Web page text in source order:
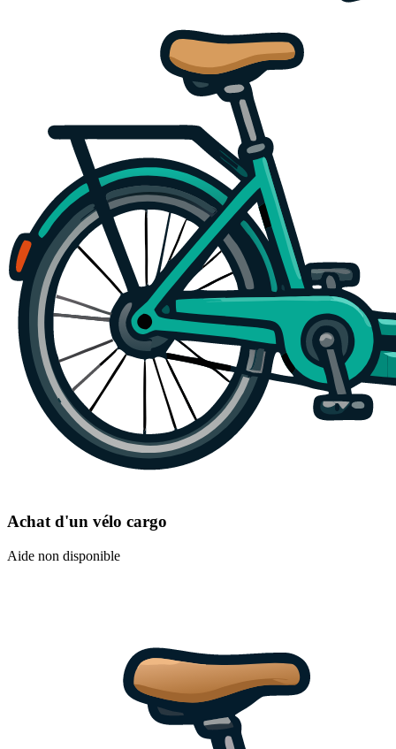
Achat d'un vélo cargo
Aide non disponible